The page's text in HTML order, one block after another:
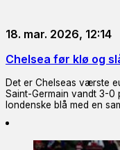
18. mar. 2026, 12:14
Chelsea før klø og
Det er Chelseas værste
Saint-Germain vandt 3-0
londenske blå med en